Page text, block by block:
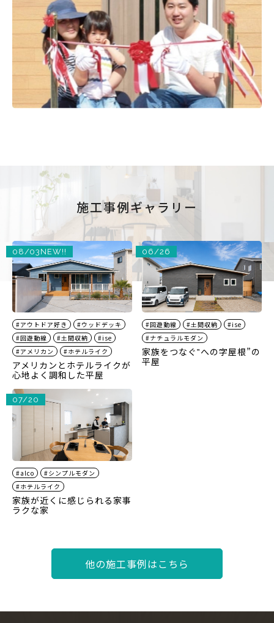
施工事例ギャラリー
08/03 NEW!!
#アウトドア好き
#ウッドデッキ
#回遊動線
#土間収納
#ise
#アメリカン
#ホテルライク
アメリカンとホテルライクが
心地よく調和した平屋
06/26
#回遊動線 #土間収納
#ise
#ナチュラルモダン
家族をつなぐ‟への字屋根”の
平屋
07/20
#alco
#シンプルモダン
#ホテルライク
家族が近くに感じられる家事
ラクな家
他の施工事例はこちら